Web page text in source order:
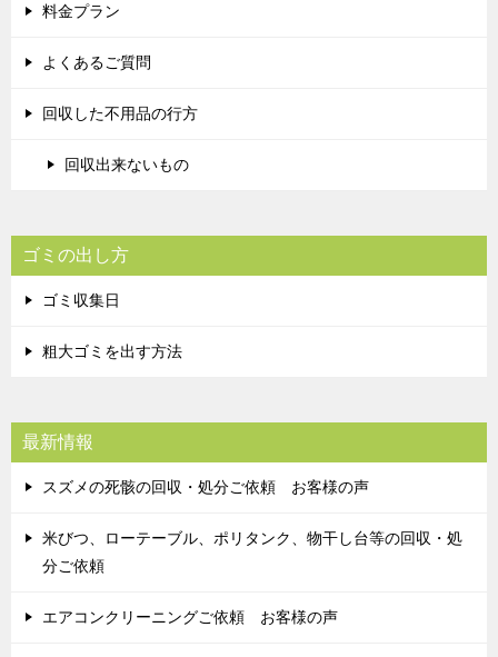
料金プラン
よくあるご質問
回収した不用品の行方
回収出来ないもの
ゴミの出し方
ゴミ収集日
粗大ゴミを出す方法
最新情報
スズメの死骸の回収・処分ご依頼 お客様の声
米びつ、ローテーブル、ポリタンク、物干し台等の回収・処
分ご依頼
エアコンクリーニングご依頼 お客様の声